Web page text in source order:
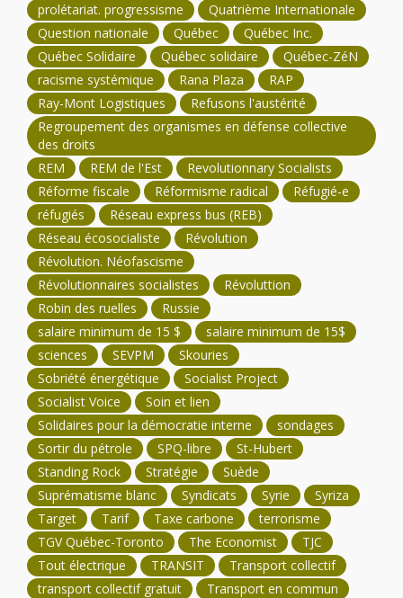
prolétariat. progressisme
Quatrième Internationale
Question nationale
Québec
Québec Inc.
Québec Solidaire
Québec solidaire
Québec-ZéN
racisme systémique
Rana Plaza
RAP
Ray-Mont Logistiques
Refusons l'austérité
Regroupement des organismes en défense collective
des droits
REM
REM de l'Est
Revolutionnary Socialists
Réforme fiscale
Réformisme radical
Réfugié-e
réfugiés
Réseau express bus (REB)
Réseau écosocialiste
Révolution
Révolution. Néofascisme
Révolutionnaires socialistes
Révoluttion
Robin des ruelles
Russie
salaire minimum de 15 $
salaire minimum de 15$
sciences
SEVPM
Skouries
Sobriété énergétique
Socialist Project
Socialist Voice
Soin et lien
Solidaires pour la démocratie interne
sondages
Sortir du pétrole
SPQ-libre
St-Hubert
Standing Rock
Stratégie
Suède
Suprématisme blanc
Syndicats Syrie
Syriza
Target
Tarif Taxe carbone
terrorisme
TGV Québec-Toronto
The Economist
TJC
Tout électrique
TRANSIT
Transport collectif
transport collectif gratuit
Transport en commun